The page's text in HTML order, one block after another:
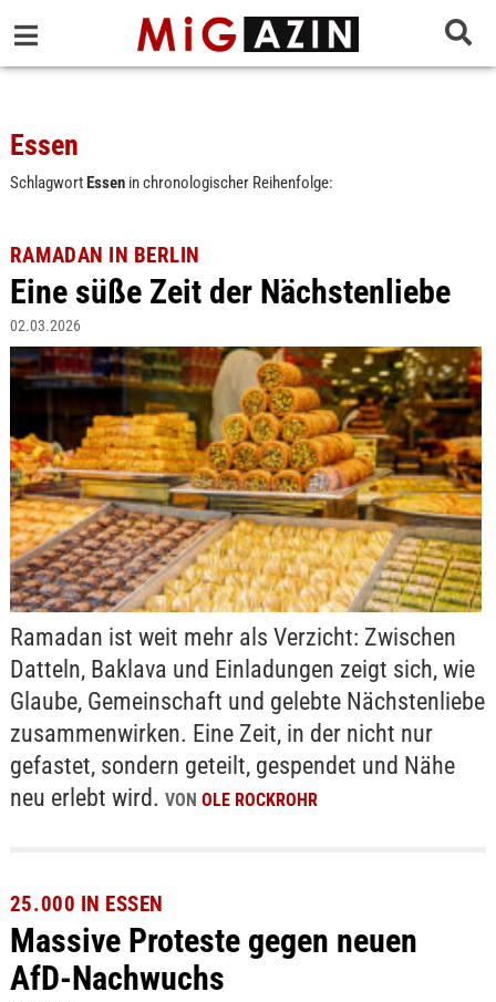
Essen
SchlagwortEssenin chronologischer Reihenfolge:
RAMADAN IN BERLIN
Eine süße Zeit der Nächstenliebe
02.03.2026
Ramadan ist weit mehr als Verzicht: Zwischen
Datteln, Baklava und Einladungen zeigt sich, wie
Glaube, Gemeinschaft und gelebte Nächstenliebe
zusammenwirken. Eine Zeit, in der nicht nur
gefastet, sondern geteilt, gespendet und Nähe
neu erlebt wird. VON OLE ROCKROHR
25.000 IN ESSEN
Massive Proteste gegen neuen
AfD-Nachwuchs